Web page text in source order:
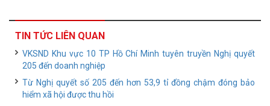
TIN TỨC LIÊN QUAN
VKSND Khu vực 10 TP Hồ Chí Minh tuyên truyền Nghị quyết
205 đến doanh nghiệp
Từ Nghị quyết số 205 đến hơn 53,9 tỉ đồng chậm đóng bảo
hiểm xã hội được thu hồi